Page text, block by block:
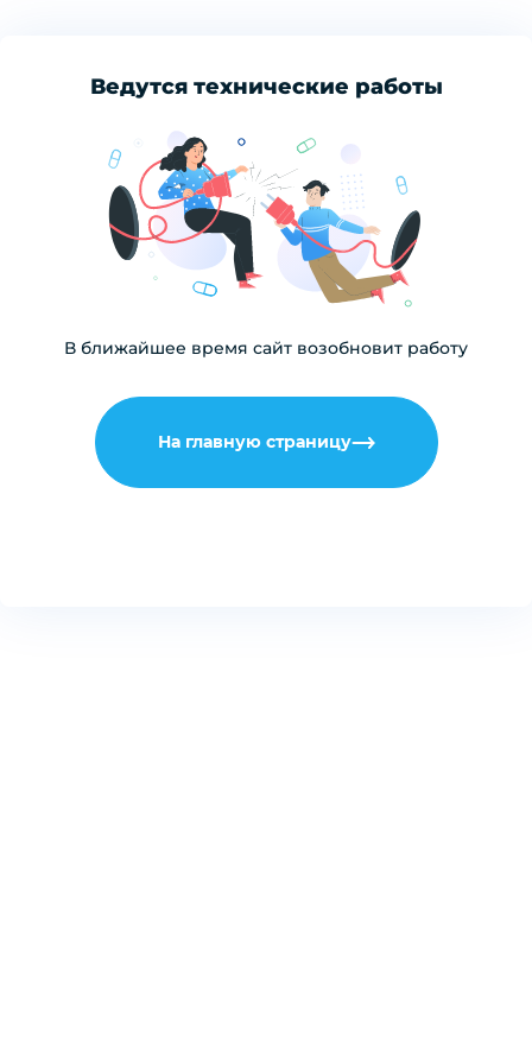
Ведутся технические работы
В ближайшее время сайт возобновит работу
На главную страницу